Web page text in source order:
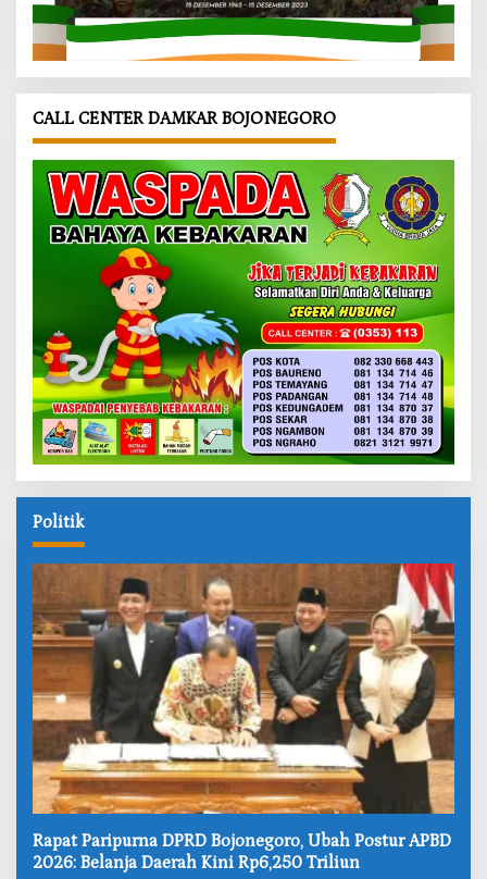
CALL CENTER DAMKAR BOJONEGORO
Politik
‎Rapat Paripurna DPRD Bojonegoro, Ubah Postur APBD
2026: Belanja Daerah Kini Rp6,250 Triliun